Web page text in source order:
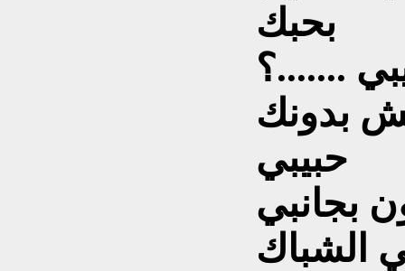
بحبك
.......؟
بدونك
حبيبي
بجانبي
الشباك